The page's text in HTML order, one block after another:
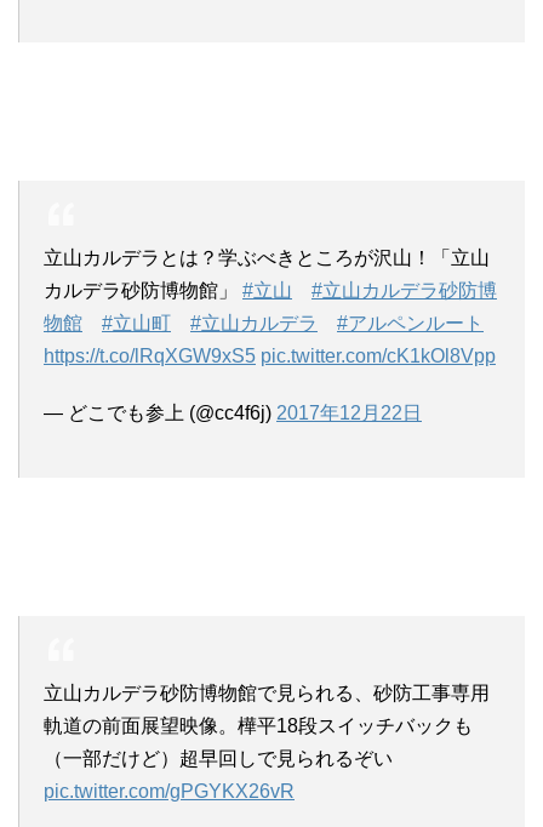
立山カルデラとは？学ぶべきところが沢山！「立山
カルデラ砂防博物館」 #立山
#立山カルデラ砂防博
物館
#立山町 #立山カルデラ
#アルペンルート
https://t.co/lRqXGW9xS5 pic.twitter.com/cK1kOl8Vpp
— どこでも参上 (@cc4f6j) 2017年12月22日
立山カルデラ砂防博物館で見られる、砂防工事専用
軌道の前面展望映像。樺平18段スイッチバックも
（一部だけど）超早回しで見られるぞい
pic.twitter.com/gPGYKX26vR